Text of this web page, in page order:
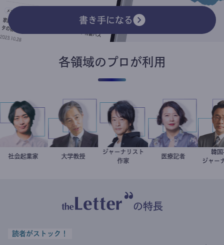
書き手になる
各領域のプロが利用
駒崎弘樹
社会起業家 加藤忠史
大学教授 鈴木エイト
ジャーナリスト
作家
岩永直子
医療記者
ジ
の特長
読者がストック！